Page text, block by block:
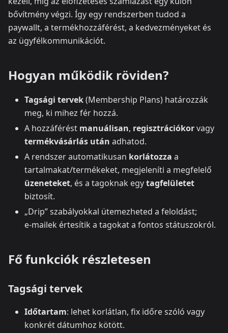
bővítmény végzi. Így egy rendszerben tudod a
paywallt, a termékhozzáférést, a kedvezményeket és
az ügyfélkommunikációt.
Hogyan működik röviden?
Tagsági tervek(Membership Plans) határozzák
meg, ki mihez fér hozzá.
A hozzáférést manuálisan, regisztrációkorvagy
termékvásárlás után adhatod.
A rendszer automatikusan korlátozza a
tartalmakat/termékeket, megjeleníti a megfelelő
üzeneteket, és a tagoknak egytagfelületet
biztosít.
„Drip” szabályokkal ütemezheted a feloldást;
e‑mailek értesítik a tagokat a fontos státuszokról.
Fő funkciók részletesen
Tagsági tervek
Időtartam: lehet korlátlan, fix időre szóló vagy
konkrét dátumhoz kötött.